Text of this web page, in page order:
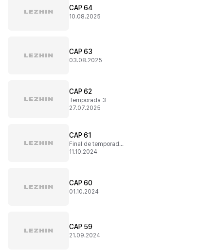
CAP 64
10.08.2025
CAP 63
03.08.2025
CAP 62
Temporada 3
27.07.2025
CAP 61
Final de temporada 2
11.10.2024
CAP 60
01.10.2024
CAP 59
21.09.2024